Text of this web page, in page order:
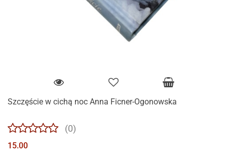
Szczęście w cichą noc Anna Ficner-Ogonowska
(0)
15.00